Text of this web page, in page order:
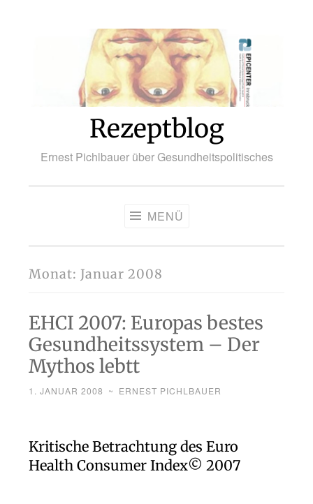
Rezeptblog
Ernest Pichlbauer über Gesundheitspolitisches
MENÜ
Monat: Januar 2008
EHCI 2007: Europas bestes
Gesundheitssystem – Der
Mythos lebtt
1. JANUAR 2008 ~ ERNEST PICHLBAUER
Kri­ti­sche Be­trach­tung des Euro
Health Con­su­mer Index© 2007